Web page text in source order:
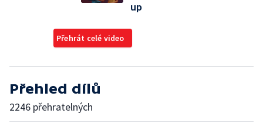
up
Přehrát celé video
Přehled dílů
2246 přehratelných